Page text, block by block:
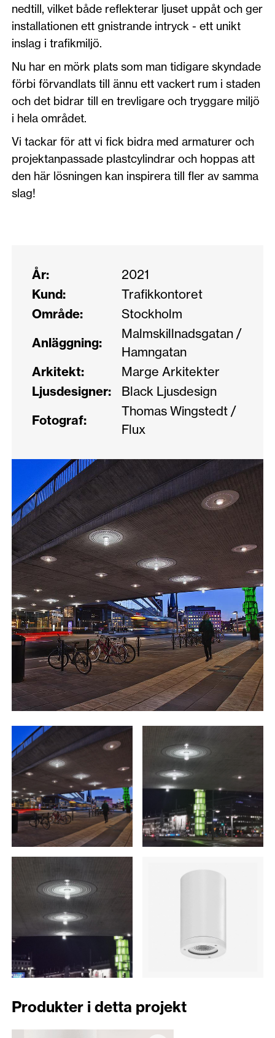
nedtill, vilket både reflekterar ljuset uppåt och ger
installationen ett gnistrande intryck - ett unikt
inslag i trafikmiljö.
Nu har en mörk plats som man tidigare skyndade
förbi förvandlats till ännu ett vackert rum i staden
och det bidrar till en trevligare och tryggare miljö
i hela området.
Vi tackar för att vi fick bidra med armaturer och
projektanpassade plastcylindrar och hoppas att
den här lösningen kan inspirera till fler av samma
slag!
År:
2021
Kund:
Trafikkontoret
Område:
Stockholm
Anläggning:
Malmskillnadsgatan /
Hamngatan
Arkitekt:
Marge Arkitekter
Ljusdesigner:
Black Ljusdesign
Fotograf:
Thomas Wingstedt /
Flux
Produkter i detta projekt